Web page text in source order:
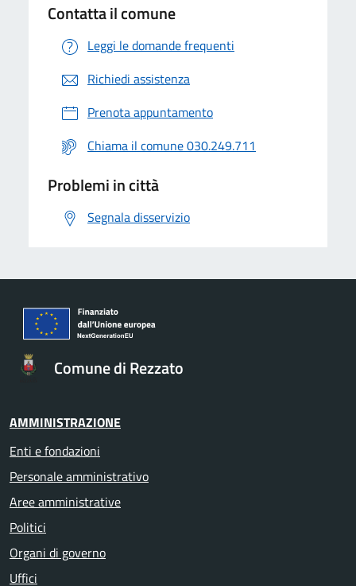
Contatta il comune
Leggi le domande frequenti
Richiedi assistenza
Prenota appuntamento
Chiama il comune 030.249.711
Problemi in città
Segnala disservizio
Comune di Rezzato
AMMINISTRAZIONE
Enti e fondazioni
Personale amministrativo
Aree amministrative
Politici
Organi di governo
Uffici